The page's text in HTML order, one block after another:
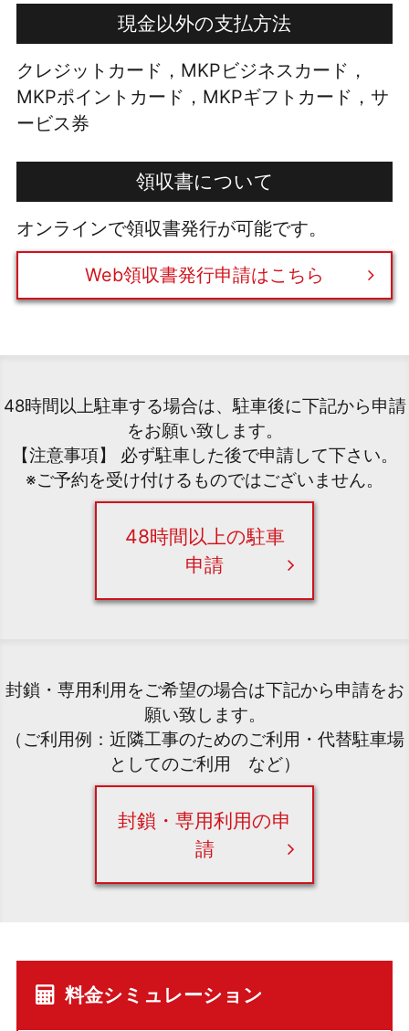
現金以外の支払方法
クレジットカード，MKPビジネスカード，
MKPポイントカード，MKPギフトカード，サ
ービス券
領収書について
オンラインで領収書発行が可能です。
Web領収書発行申請はこちら
48時間以上駐車する場合は、駐車後に下記から申請
をお願い致します。
【注意事項】 必ず駐車した後で申請して下さい。
※ご予約を受け付けるものではございません。
48時間以上の駐車
申請
封鎖・専用利用をご希望の場合は下記から申請をお
願い致します。
（ご利用例：近隣工事のためのご利用・代替駐車場
としてのご利用 など）
封鎖・専用利用の申
請
料金シミュレーション